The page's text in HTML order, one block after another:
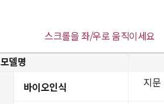
스크롤을 좌/우로 움직이세요
모델명
바이오인식 지문